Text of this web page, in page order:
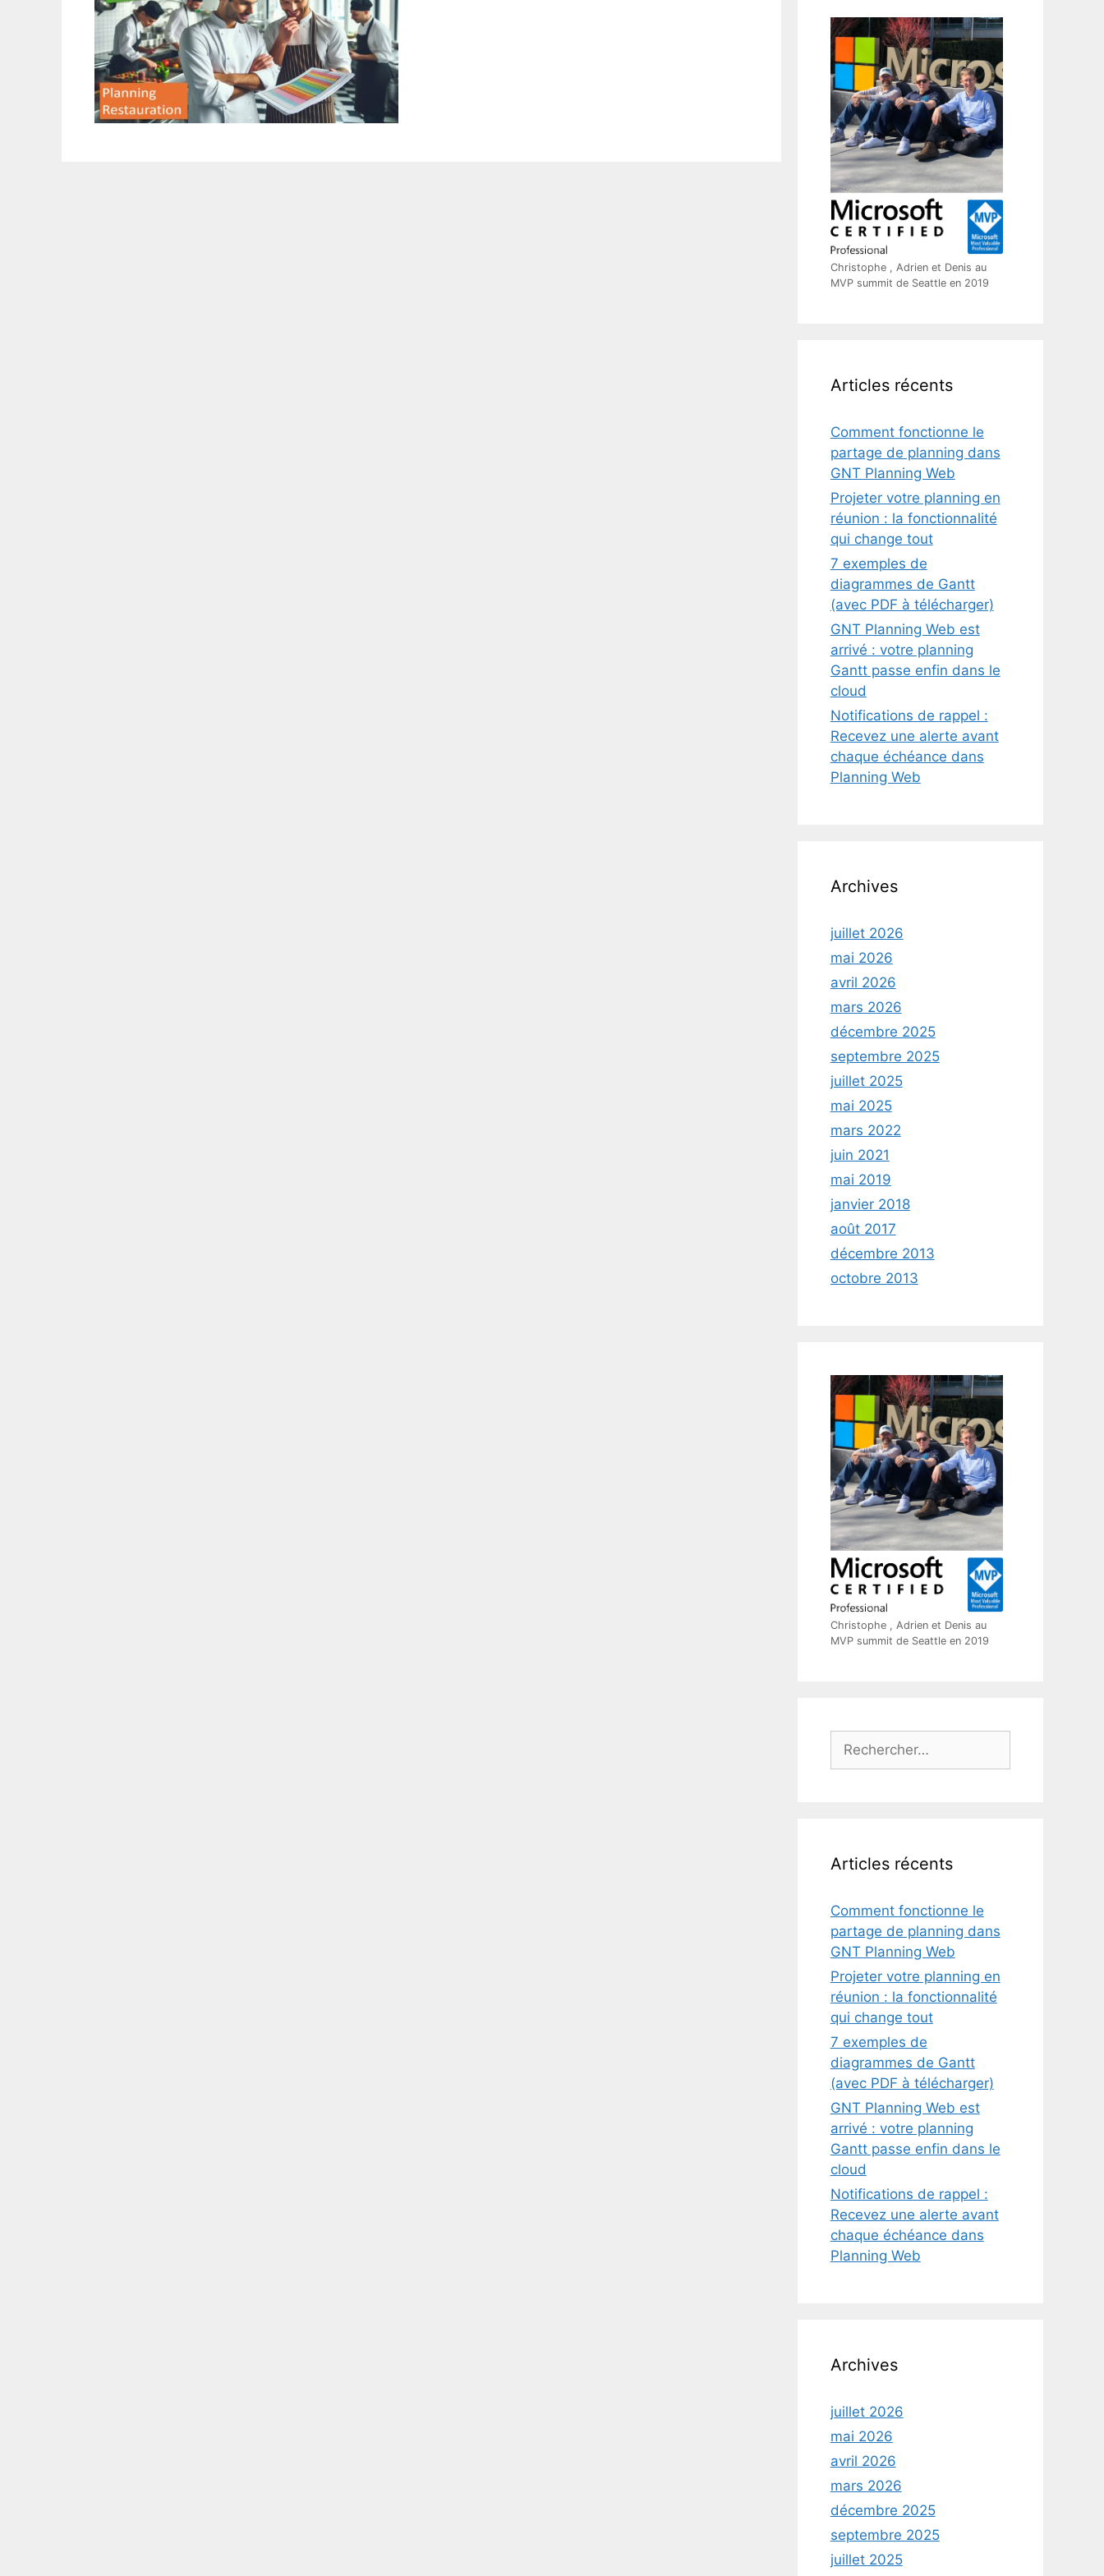
Christophe , Adrien et Denis au
MVP summit de Seattle en 2019
Articles récents
Comment fonctionne le
partage de planning dans
GNT Planning Web
Projeter votre planning en
réunion : la fonctionnalité
qui change tout
7 exemples de
diagrammes de Gantt
(avec PDF à télécharger)
GNT Planning Web est
arrivé : votre planning
Gantt passe enfin dans le
cloud
Notifications de rappel :
Recevez une alerte avant
chaque échéance dans
Planning Web
Archives
juillet 2026
mai 2026
avril 2026
mars 2026
décembre 2025
septembre 2025
juillet 2025
mai 2025
mars 2022
juin 2021
mai 2019
janvier 2018
août 2017
décembre 2013
octobre 2013
Christophe , Adrien et Denis au
MVP summit de Seattle en 2019
Rechercher :
Articles récents
Comment fonctionne le
partage de planning dans
GNT Planning Web
Projeter votre planning en
réunion : la fonctionnalité
qui change tout
7 exemples de
diagrammes de Gantt
(avec PDF à télécharger)
GNT Planning Web est
arrivé : votre planning
Gantt passe enfin dans le
cloud
Notifications de rappel :
Recevez une alerte avant
chaque échéance dans
Planning Web
Archives
juillet 2026
mai 2026
avril 2026
mars 2026
décembre 2025
septembre 2025
juillet 2025